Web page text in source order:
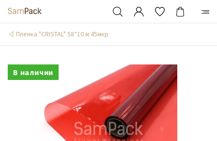
Пленка "CRISTAL" 58*10 м 45мкр
В наличии